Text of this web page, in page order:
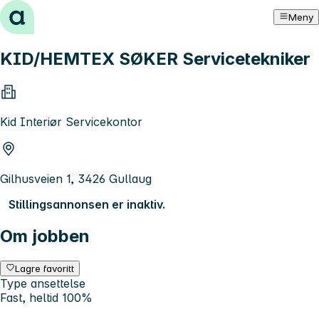
Hopp til innhold Meny
KID/HEMTEX SØKER Servicetekniker
Kid Interiør Servicekontor
Gilhusveien 1, 3426 Gullaug
Stillingsannonsen er inaktiv.
Om jobben
Lagre favoritt
Type ansettelse
Fast, heltid 100%